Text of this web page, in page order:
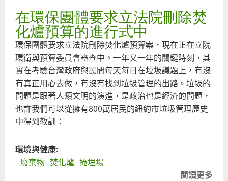
在環保團體要求立法院刪除焚
化爐預算的進行式中
環保團體要求立法院刪除焚化爐預算案，現在正在立院
環衛與預算委員會審查中。一年又一年的關鍵時刻，其
實在考驗台灣政府與民間每天每日在垃圾議題上，有沒
有真正用心去做，有沒有找到垃圾管理的出路。垃圾的
問題是跟著人類文明的演進，是政治也是經濟的問題，
也許我們可以從擁有800萬居民的紐約市垃圾管理歷史
中得到教訓：
環境與健康:
廢棄物 焚化爐 掩埋場
閱讀更多